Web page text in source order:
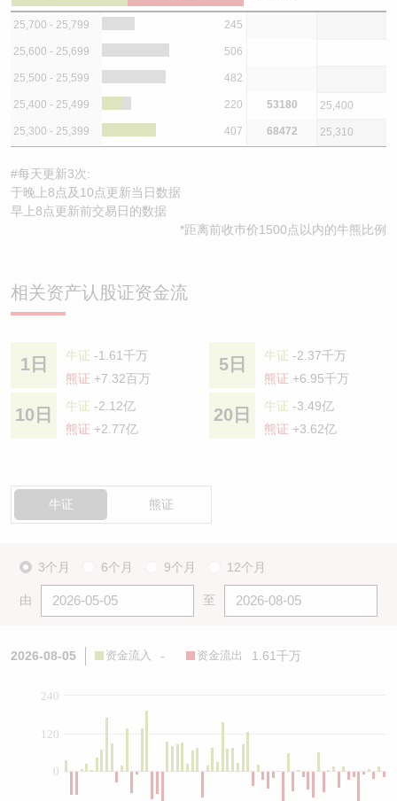
25,700 - 25,799 245
25,600 - 25,699 506
25,500 - 25,599 482
25,400 - 25,499 220 53180 25,400
25,300 - 25,399 407 68472 25,310
#每天更新3次:
于晚上8点及10点更新当日数据
早上8点更新前交易日的数据
*距离前收巿价1500点以内的牛熊比例
相关资产认股证资金流
1日 牛证 -1.61千万
熊证 +7.32百万
5日 牛证 -2.37千万
熊证 +6.95千万
10日 牛证 -2.12亿
熊证 +2.77亿
20日 牛证 -3.49亿
熊证 +3.62亿
牛证 熊证
3个月 6个月 9个月 12个月
由 至
2026-08-05 资金流入 - 资金流出 1.61千万
0
120
240